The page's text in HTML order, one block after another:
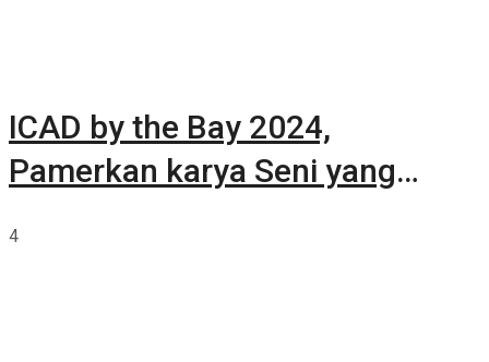
ICAD by the Bay 2024,
Pamerkan karya Seni yang
4